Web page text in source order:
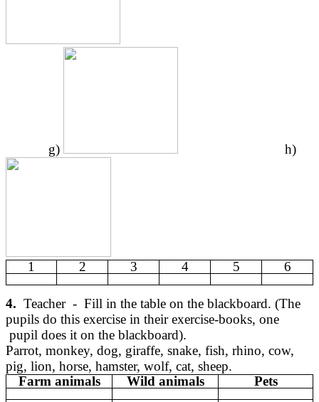
g) h)
1 2 3 4 5 6
4. Teacher - Fill in the table on the blackboard. (The
pupils do this exercise in their exercise-books, one
pupil does it on the blackboard).
Parrot, monkey, dog, giraffe, snake, fish, rhino, cow,
pig, lion, horse, hamster, wolf, cat, sheep.
Farm animals
Wild animals Pets